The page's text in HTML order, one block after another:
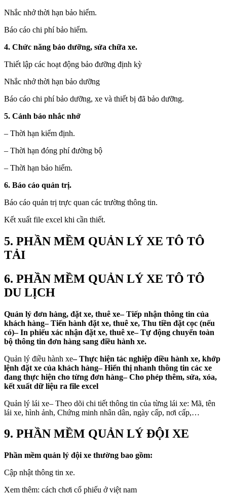
Nhắc nhở thời hạn bảo hiểm.
Báo cáo chi phí bảo hiểm.
4. Chức năng bảo dưỡng, sửa chữa xe.
Thiết lập các hoạt động bảo đưỡng định kỳ
Nhắc nhở thời hạn bảo dưỡng
Báo cáo chi phí bảo dưỡng, xe và thiết bị đã bảo dưỡng.
5. Cảnh báo nhắc nhở
– Thời hạn kiểm định.
– Thời hạn đóng phí đường bộ
– Thời hạn bảo hiểm.
6. Báo cáo quản trị.
Báo cáo quản trị trực quan các trường thông tin.
Kết xuất file excel khi cần thiết.
5. PHẦN MỀM QUẢN LÝ XE TÔ TÔ
TẢI
6. PHẦN MỀM QUẢN LÝ XE TÔ TÔ
DU LỊCH
Quản lý đơn hàng, đặt xe, thuê xe– Tiếp nhận thông tin của
khách hàng– Tiến hành đặt xe, thuê xe, Thu tiền đặt cọc (nếu
có)– In phiếu xác nhận đặt xe, thuê xe– Tự động chuyển toàn
bộ thông tin đơn hàng sang điều hành xe.
Quản lý điều hành xe– Thực hiện tác nghiệp điều hành xe, khớp
lệnh đặt xe của khách hàng– Hiển thị nhanh thông tin các xe
đang thực hiện cho từng đơn hàng– Cho phép thêm, sửa, xóa,
kết xuất dữ liệu ra file excel
Quản lý lái xe– Theo dõi chi tiết thông tin của từng lái xe: Mã, tên
lái xe, hình ảnh, Chứng minh nhân dân, ngày cấp, nơi cấp,…
9. PHẦN MỀM QUẢN LÝ ĐỘI XE
Phần mềm quản lý đội xe thường bao gồm:
Cập nhật thông tin xe.
Xem thêm: cách chơi cổ phiếu ở việt nam